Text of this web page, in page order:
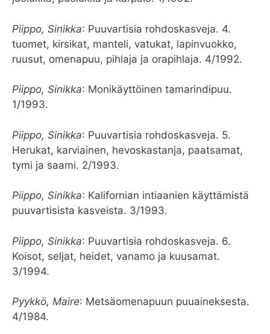
Piippo, Sinikka: Puuvartisia rohdoskasveja. 4.
tuomet, kirsikat, manteli, vatukat, lapinvuokko,
ruusut, omenapuu, pihlaja ja orapihlaja. 4/1992.
Piippo, Sinikka: Monikäyttöinen tamarindipuu.
1/1993.
Piippo, Sinikka: Puuvartisia rohdoskasveja. 5.
Herukat, karviainen, hevoskastanja, paatsamat,
tymi ja saami. 2/1993.
Piippo, Sinikka: Kalifornian intiaanien käyttämistä
puuvartisista kasveista. 3/1993.
Piippo, Sinikka: Puuvartisia rohdoskasveja. 6.
Koisot, seljat, heidet, vanamo ja kuusamat.
3/1994.
Pyykkö, Maire: Metsäomenapuun puuaineksesta.
4/1984.